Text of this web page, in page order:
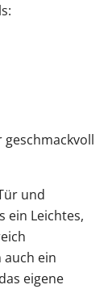
geschmackvoll
und
ein Leichtes,
ein
eigene